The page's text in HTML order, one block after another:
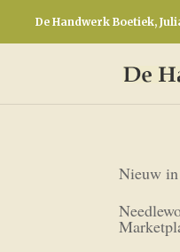
De Handwerk Boetiek,
Nieuw